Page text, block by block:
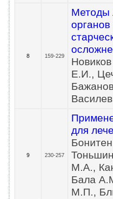
8 159-229
Методы
Е.И.,
9 230-257
для
М.А.,
Бала
М.П.,